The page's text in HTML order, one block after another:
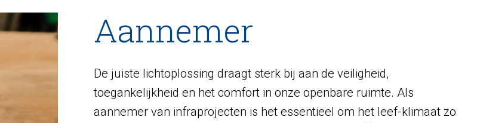
Aannemer
De juiste lichtoplossing draagt sterk bij aan de veiligheid,
toegankelijkheid en het comfort in onze openbare ruimte. Als
aannemer van infraprojecten is het essentieel om het leef-klimaat zo